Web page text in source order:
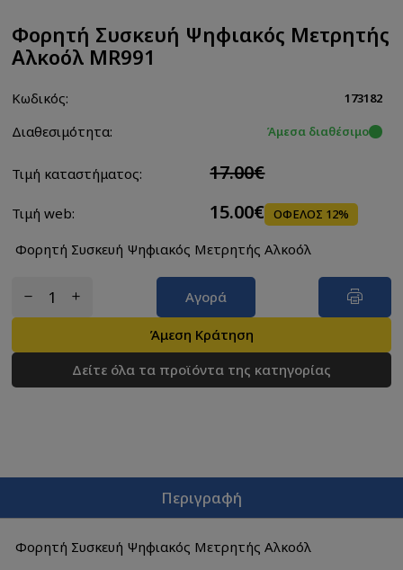
Φορητή Συσκευή Ψηφιακός Μετρητής
Αλκοόλ MR991
Κωδικός: 173182
Διαθεσιμότητα: Άμεσα διαθέσιμο
Τιμή καταστήματος: 17.00€
Τιμή web: 15.00€ ΟΦΕΛΟΣ 12%
Φορητή Συσκευή Ψηφιακός Μετρητής Αλκοόλ
Αγορά
Άμεση Κράτηση
Δείτε όλα τα προϊόντα της κατηγορίας
Περιγραφή
Φορητή Συσκευή Ψηφιακός Μετρητής Αλκοόλ